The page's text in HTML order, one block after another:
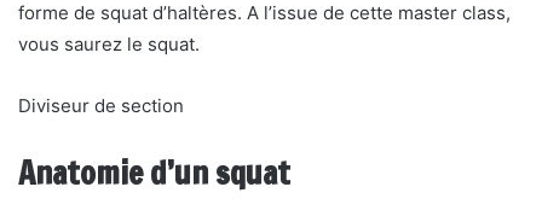
forme de squat d’haltères. A l’issue de cette master class,
vous saurez le squat.
Diviseur de section
Anatomie d’un squat